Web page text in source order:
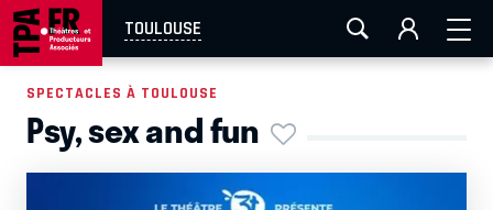
TOULOUSE
AIX-MARSEILLE AURAY LA ROCHELLE
EN TOURNÉE
SPECTACLES À TOULOUSE
Psy, sex and fun